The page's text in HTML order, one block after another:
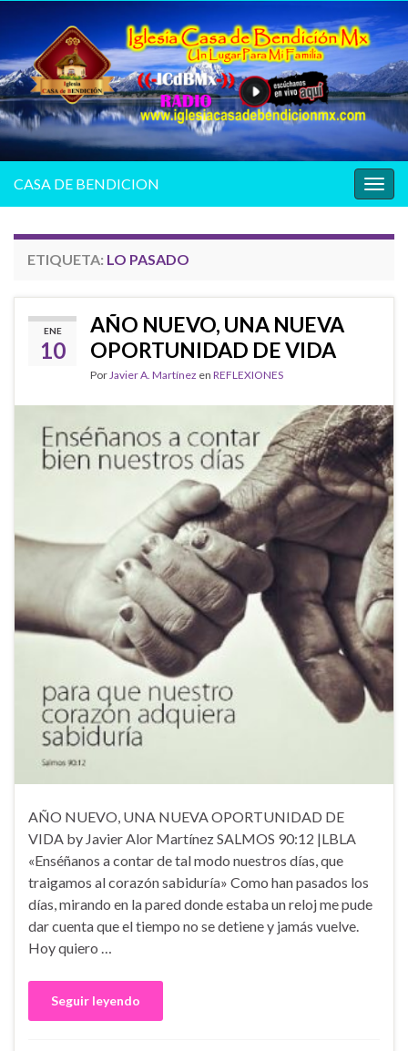
la
CASA DE BENDICION
ETIQUETA: LO PASADO
ENE
10
AÑO NUEVO, UNA NUEVA
OPORTUNIDAD DE VIDA
Por Javier A. Martínez en REFLEXIONES
AÑO NUEVO, UNA NUEVA OPORTUNIDAD DE
VIDA by Javier Alor Martínez SALMOS 90:12 |LBLA
«Enséñanos a contar de tal modo nuestros días, que
traigamos al corazón sabiduría» Como han pasados los
días, mirando en la pared donde estaba un reloj me pude
dar cuenta que el tiempo no se detiene y jamás vuelve.
Hoy quiero …
Seguir leyendo